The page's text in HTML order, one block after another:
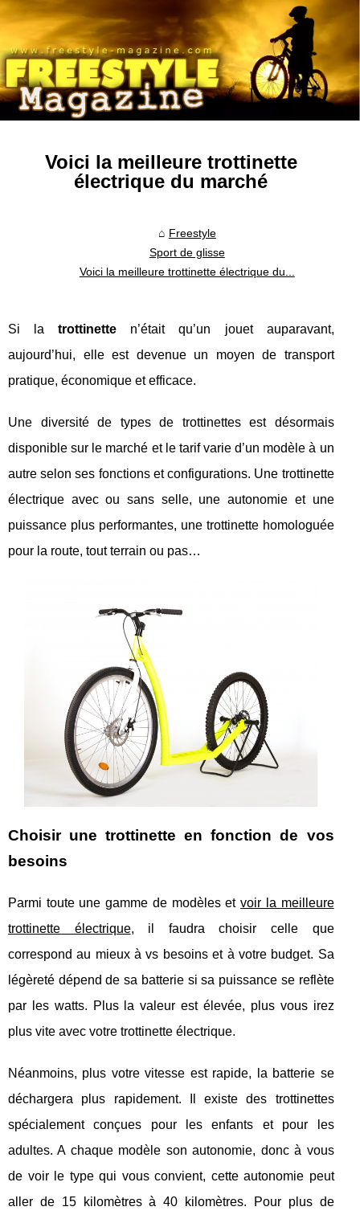
Voici la meilleure trottinette
électrique du marché
Freestyle
Sport de glisse
Voici la meilleure trottinette électrique du...
Si latrottinette n’était qu’un jouet auparavant,
aujourd’hui, elle est devenue un moyen de transport
pratique, économique et efficace.
Une diversité de types de trottinettes est désormais
disponible sur le marché et le tarif varie d’un modèle à un
autre selon ses fonctions et configurations. Une trottinette
électrique avec ou sans selle, une autonomie et une
puissance plus performantes, une trottinette homologuée
pour la route, tout terrain ou pas…
Choisir une trottinette en fonction de vos
besoins
Parmi toute une gamme de modèles etvoir la meilleure
trottinette électrique, il faudra choisir celle que
correspond au mieux à vs besoins et à votre budget. Sa
légèreté dépend de sa batterie si sa puissance se reflète
par les watts. Plus la valeur est élevée, plus vous irez
plus vite avec votre trottinette électrique.
Néanmoins, plus votre vitesse est rapide, la batterie se
déchargera plus rapidement. Il existe des trottinettes
spécialement conçues pour les enfants et pour les
adultes. A chaque modèle son autonomie, donc à vous
de voir le type qui vous convient, cette autonomie peut
aller de 15 kilomètres à 40 kilomètres. Pour plus de